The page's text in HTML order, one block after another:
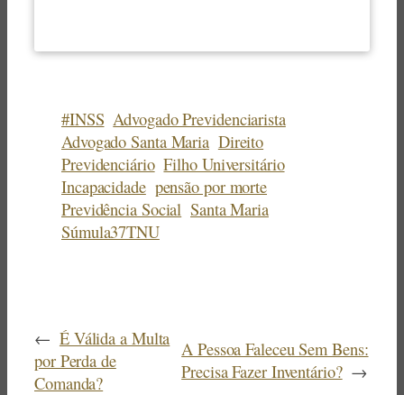
#INSS Advogado Previdenciarista
Advogado Santa Maria Direito
Previdenciário Filho Universitário
Incapacidade pensão por morte
Previdência Social Santa Maria
Súmula37TNU
← É Válida a Multa
por Perda de
Comanda?
A Pessoa Faleceu Sem Bens:
Precisa Fazer Inventário? →